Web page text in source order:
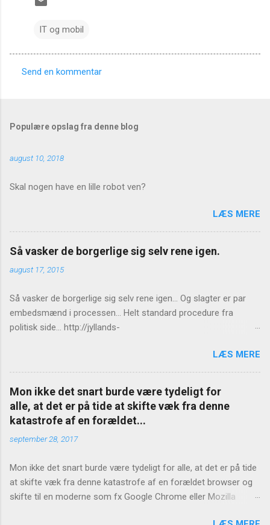
IT og mobil
m
t
e
r
Send en kommentar
Populære opslag fra denne blog
august 10, 2018
Skal nogen have en lille robot ven?
LÆS MERE
Så vasker de borgerlige sig selv rene igen.
august 17, 2015
Så vasker de borgerlige sig selv rene igen... Og slagter er par
embedsmænd i processen... Helt standard procedure fra
politisk side... http://jyllands-
LÆS MERE
Mon ikke det snart burde være tydeligt for
alle, at det er på tide at skifte væk fra denne
katastrofe af en forældet...
september 28, 2017
Mon ikke det snart burde være tydeligt for alle, at det er på tide
at skifte væk fra denne katastrofe af en forældet browser og
skifte til en moderne som fx Google Chrome eller Mozilla